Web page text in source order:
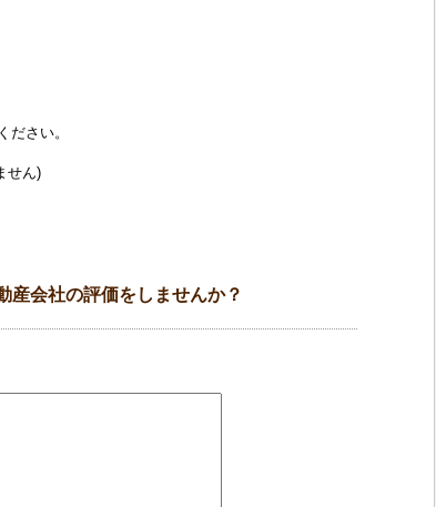
ださい。
せん)
産会社の評価をしませんか？